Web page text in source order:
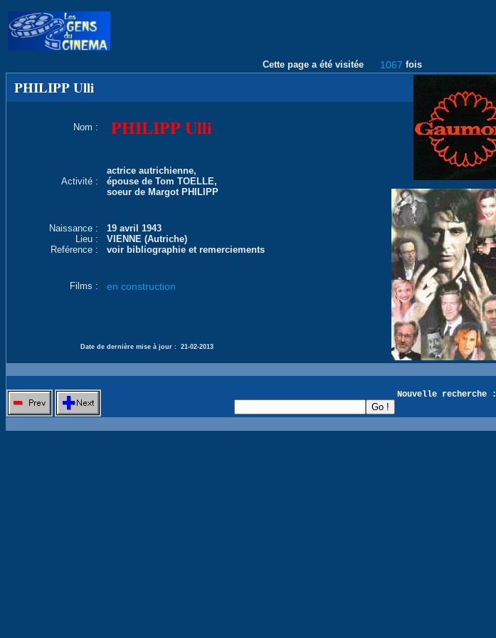
Cette page a été visitée 1067 fois
PHILIPP Ulli
Nom : PHILIPP Ulli
Activité :
actrice autrichienne,
épouse de Tom TOELLE,
soeur de Margot PHILIPP
Naissance :
19 avril 1943
Lieu :
VIENNE (Autriche)
Reférence :
voir bibliographie et remerciements
Films : en construction
Date de dernière mise à jour : 21-02-2013
Nouvelle recherche :